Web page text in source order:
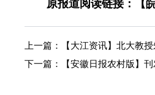
原报道阅读链接：【
上一篇：
【大江资讯】北大教
下一篇：
【安徽日报农村版】